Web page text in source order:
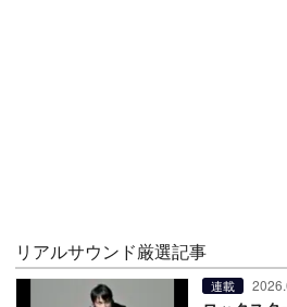
リアルサウンド厳選記事
連載